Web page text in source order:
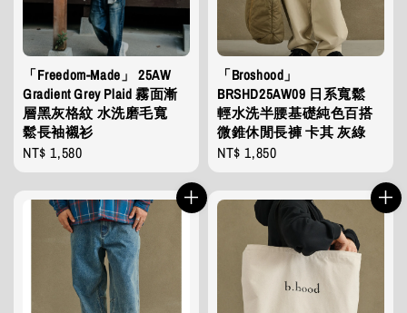
「Freedom-Made」 25AW
Gradient Grey Plaid 霧面漸
層黑灰格紋 水洗磨毛寬
鬆長袖襯衫
Regular
price
NT$ 1,580
「Broshood」
BRSHD25AW09 日系寬鬆
輕水洗半腰基礎純色百搭
微錐休閒長褲 卡其 灰綠
Regular
price
NT$ 1,850